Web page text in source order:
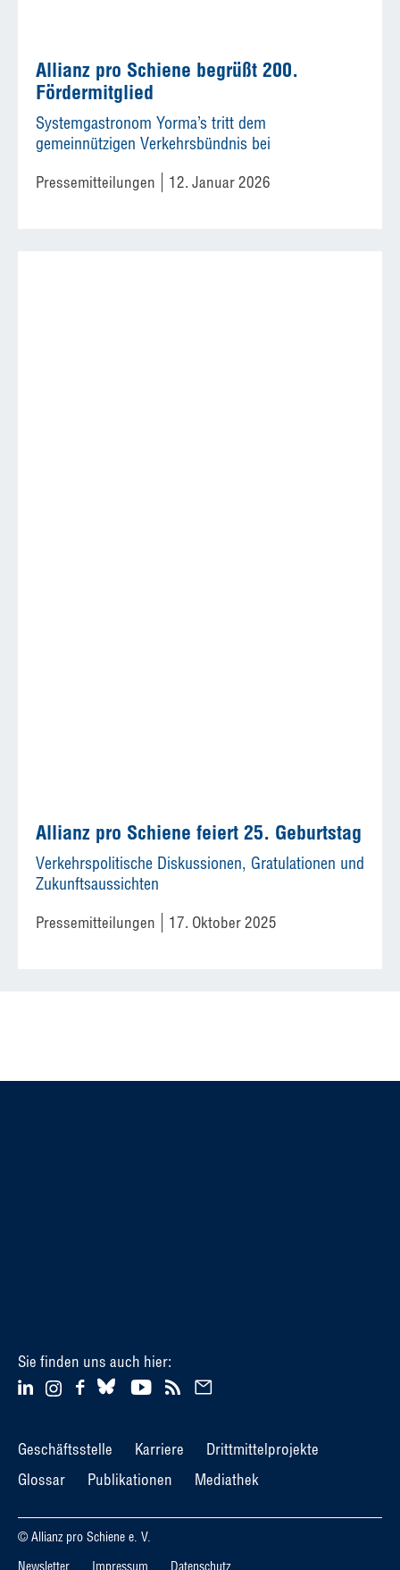
Allianz pro Schiene begrüßt 200.
Fördermitglied
Systemgastronom Yorma’s tritt dem
gemeinnützigen Verkehrsbündnis bei
Pressemitteilungen 12. Januar 2026
Allianz pro Schiene feiert 25. Geburtstag
Verkehrspolitische Diskussionen, Gratulationen und
Zukunftsaussichten
Pressemitteilungen 17. Oktober 2025
Sie finden uns auch hier:
Geschäftsstelle Karriere
Drittmittelprojekte
Glossar
Publikationen Mediathek
© Allianz pro Schiene e. V.
Newsletter
Impressum Datenschutz